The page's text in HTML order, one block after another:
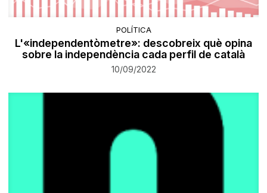
POLÍTICA
L'«independentòmetre»: descobreix què opina
sobre la independència cada perfil de català
10/09/2022